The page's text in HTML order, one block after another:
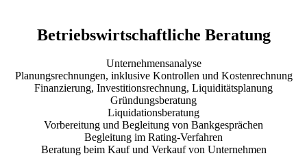
Betriebswirtschaftliche Beratung
Unternehmensanalyse
Planungsrechnungen, inklusive Kontrollen und Kostenrechnung
Finanzierung, Investitionsrechnung, Liquiditätsplanung
Gründungsberatung
Liquidationsberatung
Vorbereitung und Begleitung von Bankgesprächen
Begleitung im Rating-Verfahren
Beratung beim Kauf und Verkauf von Unternehmen